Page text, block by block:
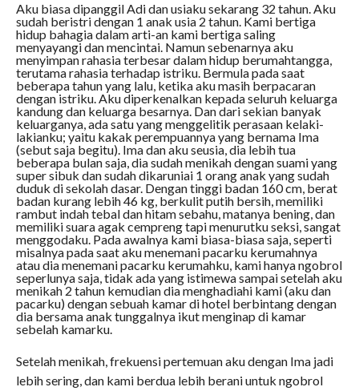
Aku biasa dipanggil Adi dan usiaku sekarang 32 tahun. Aku
sudah beristri dengan 1 anak usia 2 tahun. Kami bertiga
hidup bahagia dalam arti-an kami bertiga saling
menyayangi dan mencintai. Namun sebenarnya aku
menyimpan rahasia terbesar dalam hidup berumahtangga,
terutama rahasia terhadap istriku. Bermula pada saat
beberapa tahun yang lalu, ketika aku masih berpacaran
dengan istriku. Aku diperkenalkan kepada seluruh keluarga
kandung dan keluarga besarnya. Dan dari sekian banyak
keluarganya, ada satu yang menggelitik perasaan kelaki-
lakianku; yaitu kakak perempuannya yang bernama Ima
(sebut saja begitu). Ima dan aku seusia, dia lebih tua
beberapa bulan saja, dia sudah menikah dengan suami yang
super sibuk dan sudah dikaruniai 1 orang anak yang sudah
duduk di sekolah dasar. Dengan tinggi badan 160 cm, berat
badan kurang lebih 46 kg, berkulit putih bersih, memiliki
rambut indah tebal dan hitam sebahu, matanya bening, dan
memiliki suara agak cempreng tapi menurutku seksi, sangat
menggodaku. Pada awalnya kami biasa-biasa saja, seperti
misalnya pada saat aku menemani pacarku kerumahnya
atau dia menemani pacarku kerumahku, kami hanya ngobrol
seperlunya saja, tidak ada yang istimewa sampai setelah aku
menikah 2 tahun kemudian dia menghadiahi kami (aku dan
pacarku) dengan sebuah kamar di hotel berbintang dengan
dia bersama anak tunggalnya ikut menginap di kamar
sebelah kamarku.
Setelah menikah, frekuensi pertemuan aku dengan Ima jadi
lebih sering, dan kami berdua lebih berani untuk ngobrol